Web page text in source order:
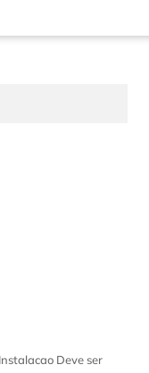
Deve ser